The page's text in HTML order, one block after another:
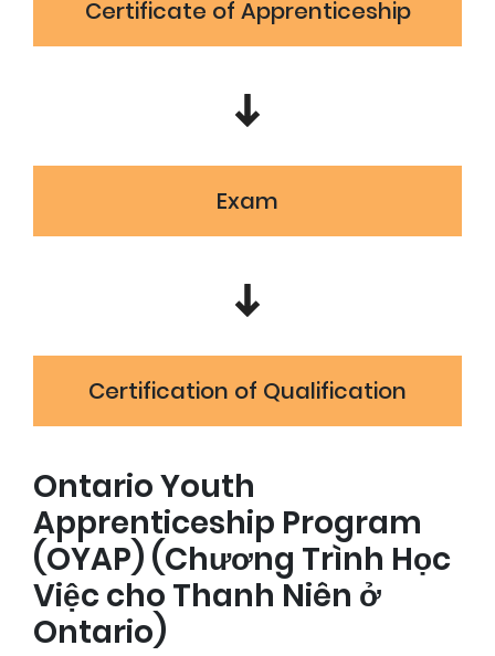
Certificate of Apprenticeship
Exam
Certification of Qualification
Ontario Youth
Apprenticeship Program
(OYAP) (Chương Trình Học
Việc cho Thanh Niên ở
Ontario)